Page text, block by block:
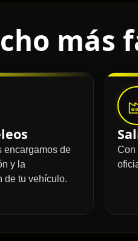
más
encargamos de
y la
de tu vehículo.
Con